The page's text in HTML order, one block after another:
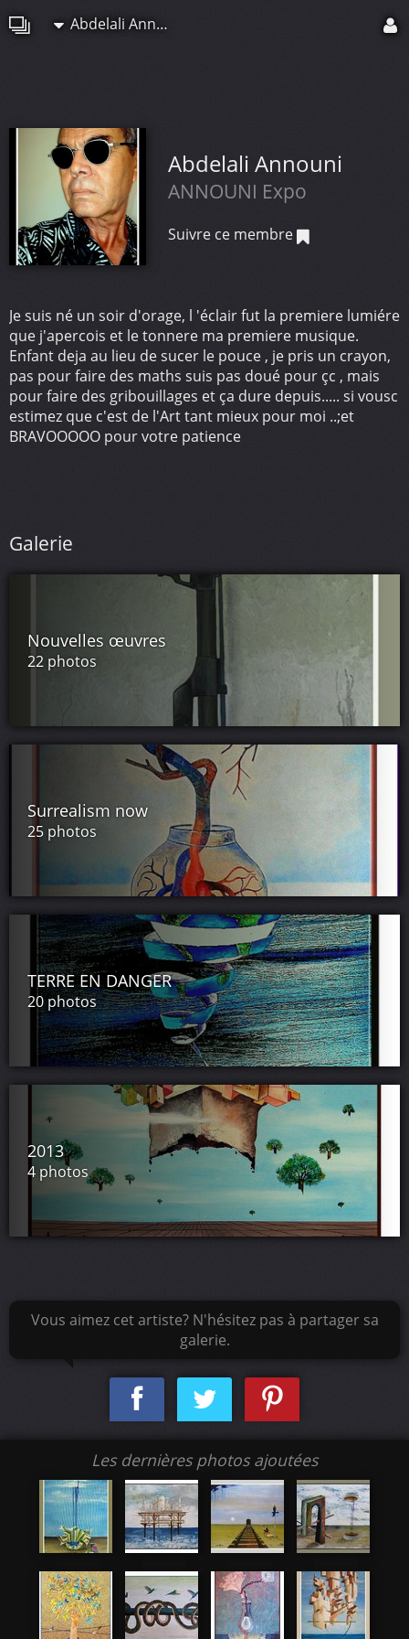
Abdelali Announi
Abdelali Announi
ANNOUNI Expo
Suivre ce membre
Je suis né un soir d'orage, l 'éclair fut la premiere lumiére
que j'apercois et le tonnere ma premiere musique.
Enfant deja au lieu de sucer le pouce , je pris un crayon,
pas pour faire des maths suis pas doué pour çc , mais
pour faire des gribouillages et ça dure depuis..... si vousc
estimez que c'est de l'Art tant mieux pour moi ..;et
BRAVOOOOO pour votre patience
Galerie
Nouvelles œuvres
22 photos
Surrealism now
25 photos
TERRE EN DANGER
20 photos
2013
4 photos
Vous aimez cet artiste? N'hésitez pas à partager sa
galerie.
Les dernières photos ajoutées